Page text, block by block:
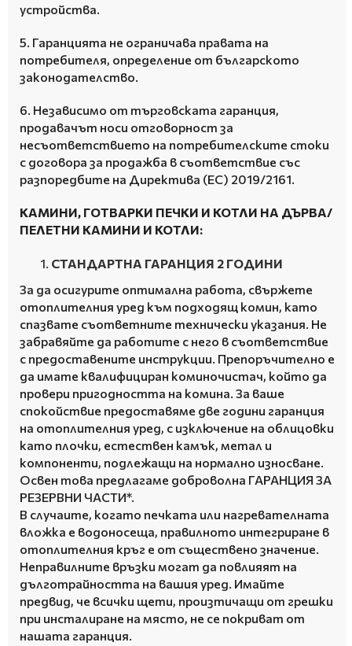
устройства.
5. Гаранцията не ограничава правата на
потребителя, определение от българското
законодателство.
6. Независимо от търговската гаранция,
продавачът носи отговорност за
несъответствието на потребителските стоки
с договора за продажба в съответствие със
разпоредбите на Директива (ЕС) 2019/2161.
КАМИНИ, ГОТВАРКИ ПЕЧКИ И КОТЛИ НА ДЪРВА/
ПЕЛЕТНИ КАМИНИ И КОТЛИ:
СТАНДАРТНА ГАРАНЦИЯ 2 ГОДИНИ
За да осигурите оптимална работа, свържете
отоплителния уред към подходящ комин, като
спазвате съответните технически указания. Не
забравяйте да работите с него в съответствие
с предоставените инструкции. Препоръчително е
да имате квалифициран коминочистач, който да
провери пригодността на комина. За ваше
спокойствие предоставяме две години гаранция
на отоплителния уред, с изключение на облицовки
като плочки, естествен камък, метал и
компоненти, подлежащи на нормално износване.
Освен това предлагаме доброволна ГАРАНЦИЯ ЗА
РЕЗЕРВНИ ЧАСТИ*.
В случаите, когато печката или нагревателната
вложка е водоносеща, правилното интегриране в
отоплителния кръг е от съществено значение.
Неправилните връзки могат да повлияят на
дълготрайността на вашия уред. Имайте
предвид, че всички щети, произтичащи от грешки
при инсталиране на място, не се покриват от
нашата гаранция.